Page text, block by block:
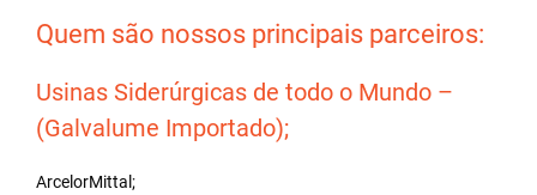
Quem são nossos principais parceiros:
Usinas Siderúrgicas de todo o Mundo –
(Galvalume Importado);
ArcelorMittal;